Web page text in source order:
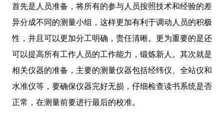
首先是人员准备，将所有的参与人员按照技术和经验的差
异分成不同的测量小组，这样更加有利于调动人员的积极
性，并且可以更加分工明确，责任清晰。更为重要的是还
可以提高所有工作人员的工作能力，锻炼新人。其次就是
相关仪器的准备，主要的测量仪器包括经纬仪、全站仪和
水准仪等，要确保仪器完好无损，仔细检查读书系统是否
正常，在测量前要进行最后的校准。